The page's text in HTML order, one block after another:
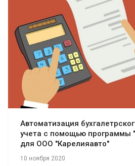
Смотреть
Автоматизация
учета с помощью программы
для ООО "Карелияавто"
10 ноября 2020